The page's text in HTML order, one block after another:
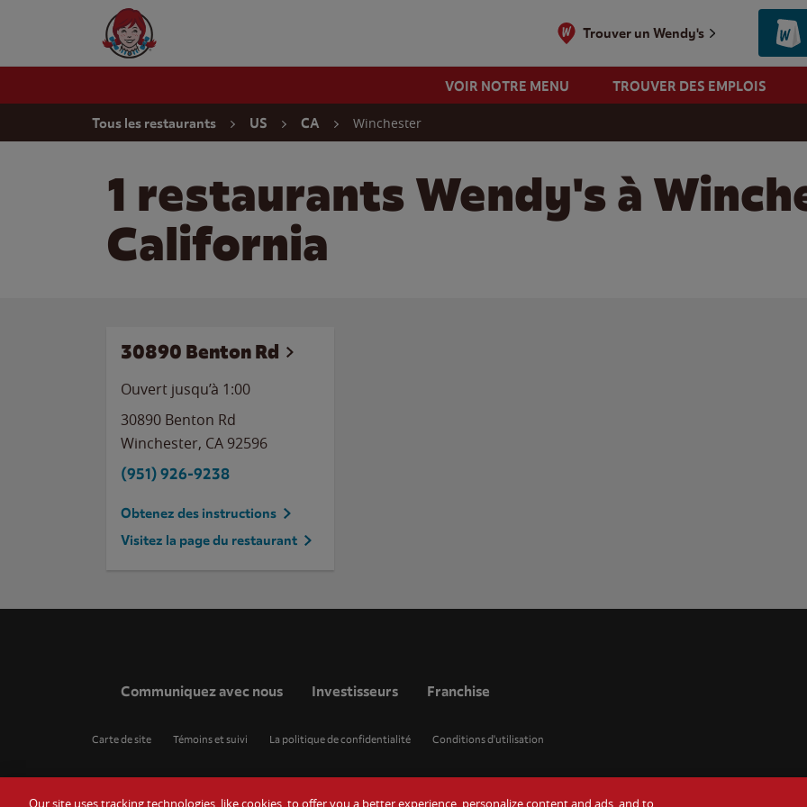
Wendy's Website Home
Trouver un Wendy's
VOIR NOTRE MENU TROUVER DES EMPLOIS
Return to NavTous les restaurants US CA Winchester
1 restaurants Wendy's à
California
30890 Benton Rd
Ouvert jusqu’à 1:00
30890 Benton Rd
Winchester, CA 92596
(951) 926-9238
Obtenez des instructions
Visitez la page du restaurant
Communiquez avec nous Investisseurs Franchise
Carte de site Témoins et suivi La politique de confidentialité Conditions d'utilisation
Our site uses tracking technologies, like cookies, to offer you a better experience, personalize content and ads, and to